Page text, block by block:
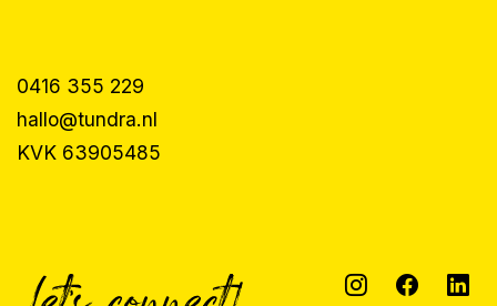
0416 355 229
hallo@tundra.nl
KVK 63905485